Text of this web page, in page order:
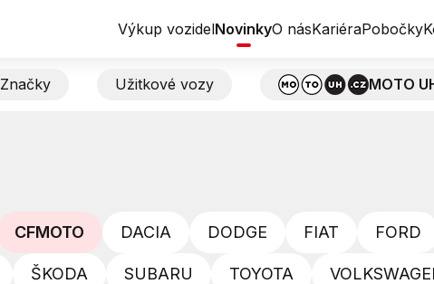
Výkup vozidelNovinkyO násKariéraPobočky
Značky Užitkové vozy MOTO
CFMOTO DACIA DODGE FIAT FORD
ŠKODA SUBARU TOYOTA